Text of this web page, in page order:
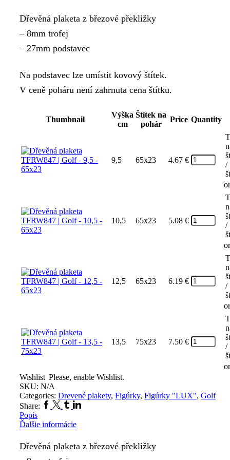
4.67 €
7.50 €
Dřevěná plaketa z březové překližky
– 8mm trofej
– 27mm podstavec
Na podstavec lze umístit kovový štítek.
V ceně poháru není zahrnuta cena štítku.
Thumbnail
Výška
cm
Štítek na
pohár
Price Quantity
9,5 65x23 4.67 €
/
or
10,5 65x23 5.08 €
/
or
12,5 65x23 6.19 €
/
or
13,5 75x23 7.50 €
/
or
Wishlist Please, enable Wishlist.
SKU: N/A
Categories: Drevené plakety, Figúrky, Figúrky "LUX", Golf
Share: Facebook
Twitter
TumblrLinkedin
Popis
Ďalšie informácie
Dřevěná plaketa z březové překližky